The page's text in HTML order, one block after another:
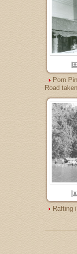
Porn
Road
Rafting